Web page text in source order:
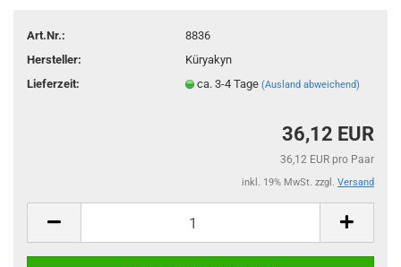
Art.Nr.:
8836
Hersteller:
Küryakyn
Lieferzeit:
ca. 3-4 Tage (Ausland abweichend)
36,12 EUR
36,12 EUR pro Paar
inkl. 19% MwSt. zzgl. Versand